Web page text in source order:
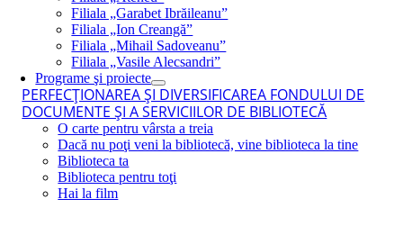
Filiala „Garabet Ibrăileanu”
Filiala „Ion Creangă”
Filiala „Mihail Sadoveanu”
Filiala „Vasile Alecsandri”
Programe şi proiecte
PERFECŢIONAREA ŞI DIVERSIFICAREA FONDULUI DE
DOCUMENTE ŞI A SERVICIILOR DE BIBLIOTECĂ
O carte pentru vârsta a treia
Dacă nu poţi veni la bibliotecă, vine biblioteca la tine
Biblioteca ta
Biblioteca pentru toţi
Hai la film